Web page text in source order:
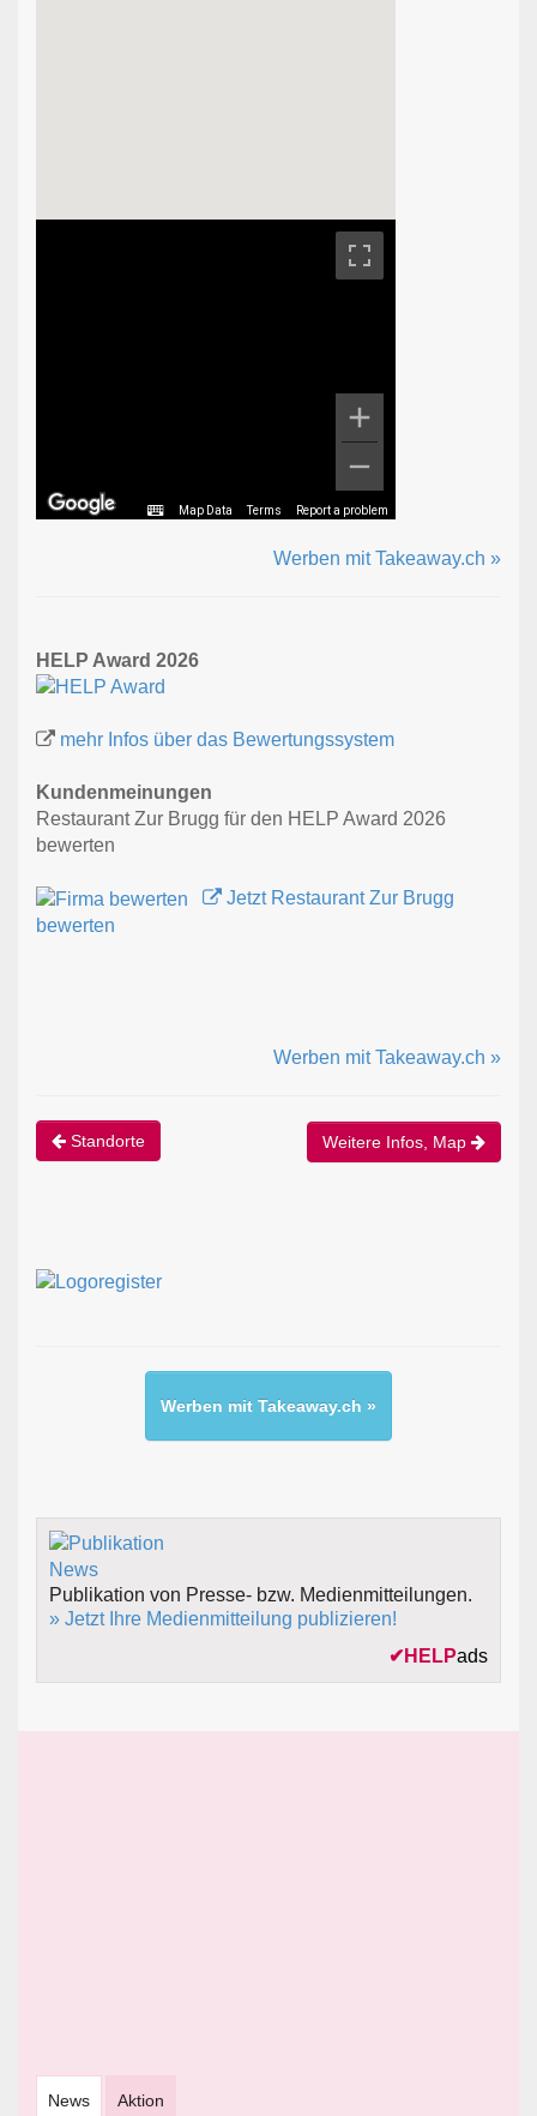
Map Data Terms Report a problem
Werben mit Takeaway.ch »
HELP Award 2026
mehr Infos über das Bewertungssystem
Kundenmeinungen
Restaurant Zur Brugg für den HELP Award 2026
bewerten
Jetzt Restaurant Zur Brugg
bewerten
Werben mit Takeaway.ch »
Standorte Weitere Infos, Map
Werben mit Takeaway.ch »
Publikation von Presse- bzw. Medienmitteilungen.
» Jetzt Ihre Medienmitteilung publizieren!
✔ HELPads
News Aktion